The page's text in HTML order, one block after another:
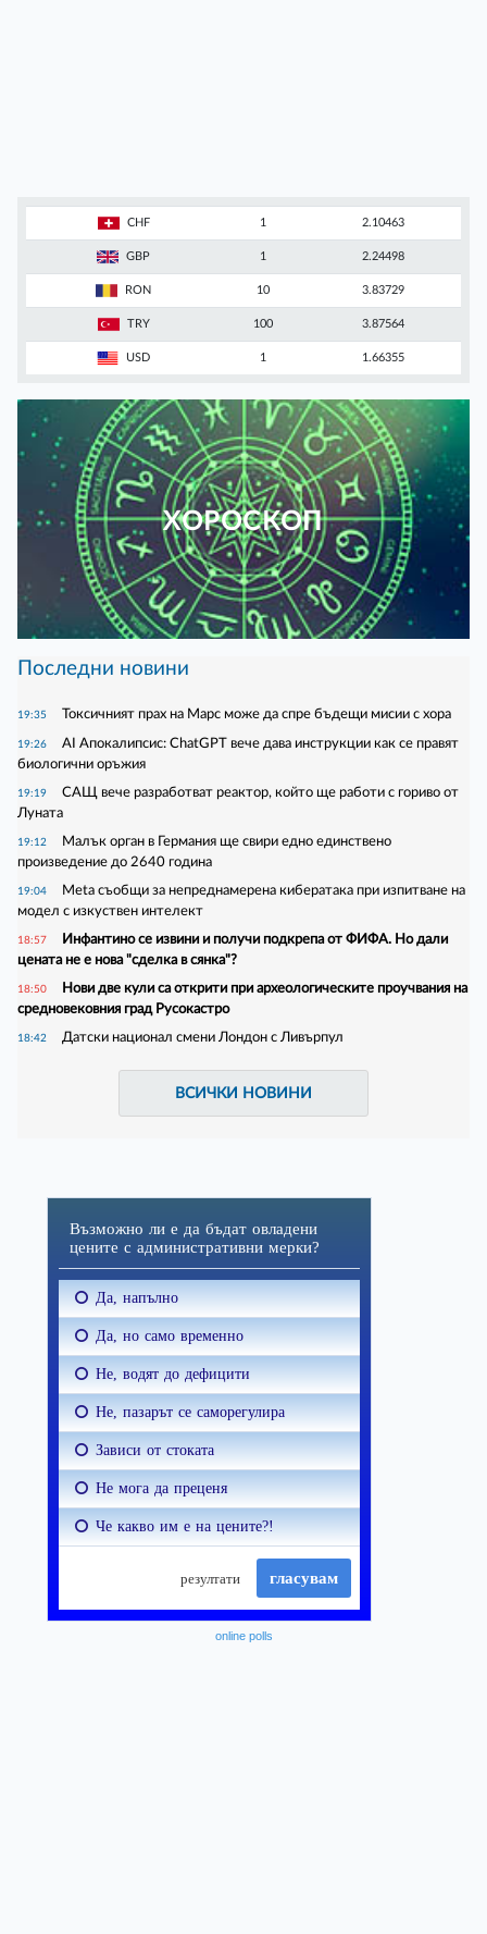
CHF 1 2.10463
GBP 1 2.24498
RON 10 3.83729
TRY 100 3.87564
USD 1 1.66355
ХОРОСКОП
Последни новини
19:35 Токсичният прах на Марс може да спре бъдещи мисии с хора
19:26
AI Апокалипсис: ChatGPT вече дава инструкции как се правят
биологични оръжия
19:19
САЩ вече разработват реактор, който ще работи с гориво от
Луната
19:12
Малък орган в Германия ще свири едно единствено
произведение до 2640 година
19:04
Meta съобщи за непреднамерена кибератака при изпитване на
модел с изкуствен интелект
18:57
Инфантино се извини и получи подкрепа от ФИФА. Но дали
цената не е нова "сделка в сянка"?
18:50
Нови две кули са открити при археологическите проучвания на
средновековния град Русокастро
18:42 Датски национал смени Лондон с Ливърпул
ВСИЧКИ НОВИНИ
online polls